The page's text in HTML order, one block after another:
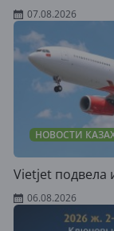
07.08.2026
НОВОСТИ
Vietjet подвела
06.08.2026